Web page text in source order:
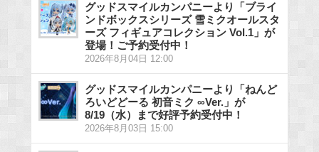
グッドスマイルカンパニーより「ブライ
ンドボックスシリーズ 雪ミクオールスタ
ーズ フィギュアコレクション Vol.1」が
登場！ご予約受付中！
2026年8月04日 12:00
グッドスマイルカンパニーより「ねんど
ろいどどーる 初音ミク ∞Ver.」が
8/19（水）まで好評予約受付中！
2026年8月03日 15:00